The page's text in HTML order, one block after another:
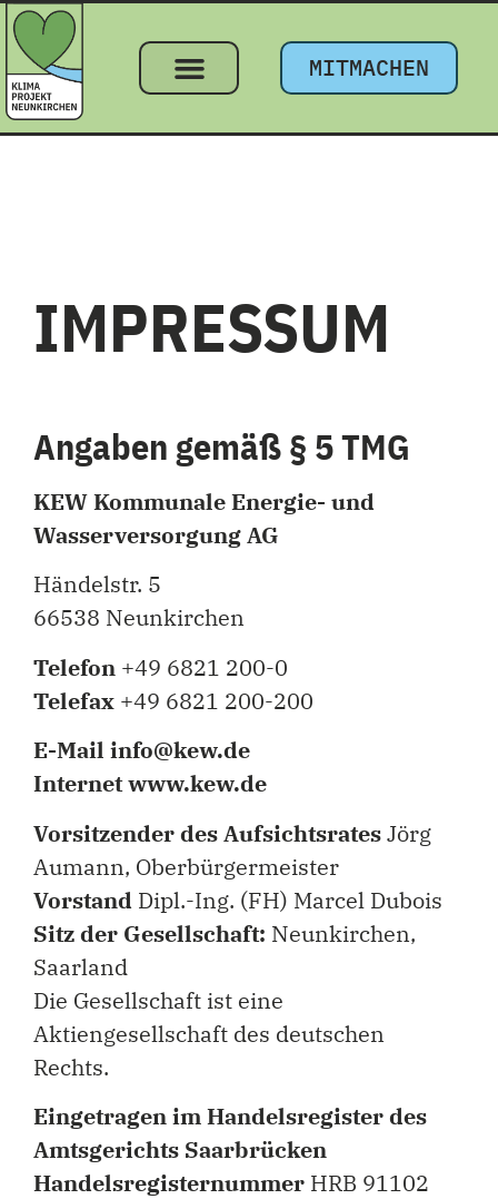
MITMACHEN
IMPRESSUM
Angaben gemäß § 5 TMG
KEW Kommunale Energie- und
Wasserversorgung AG
Händelstr. 5
66538 Neunkirchen
Telefon +49 6821 200-0
Telefax +49 6821 200-200
E-Mail info@kew.de
Internet www.kew.de
Vorsitzender des AufsichtsratesJörg
Aumann, Oberbürgermeister
Vorstand Dipl.-Ing. (FH) Marcel Dubois
Sitz der Gesellschaft: Neunkirchen,
Saarland
Die Gesellschaft ist eine
Aktiengesellschaft des deutschen
Rechts.
Eingetragen im Handelsregister des
Amtsgerichts Saarbrücken
Handelsregisternummer HRB 91102